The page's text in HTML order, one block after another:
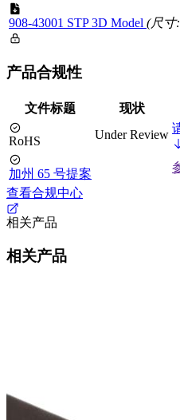
908-43001 STP 3D Model (尺寸
产品合规性
文件标题 现状
RoHS Under Review
加州 65 号提案
查看合规中心
相关产品
相关产品